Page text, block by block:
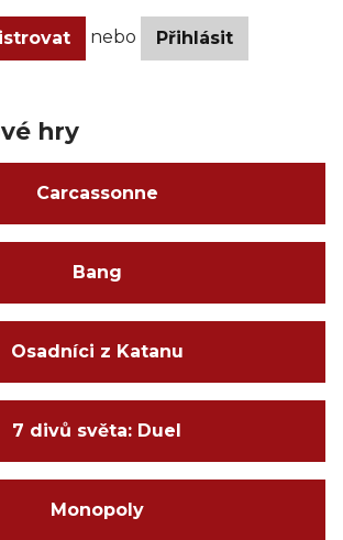
nebo Přihlásit
hry
Carcassonne
Bang
Osadníci z Katanu
7 divů světa: Duel
Monopoly